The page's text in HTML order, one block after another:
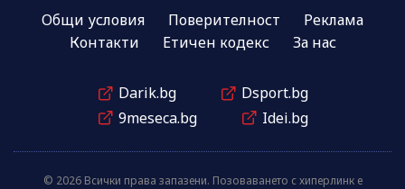
Общи условия Поверителност
Реклама
Контакти
Етичен кодекс За нас
Darik.bg
Dsport.bg
9meseca.bg
Idei.bg
© 2026 Всички права запазени. Позоваването с хиперлинк е